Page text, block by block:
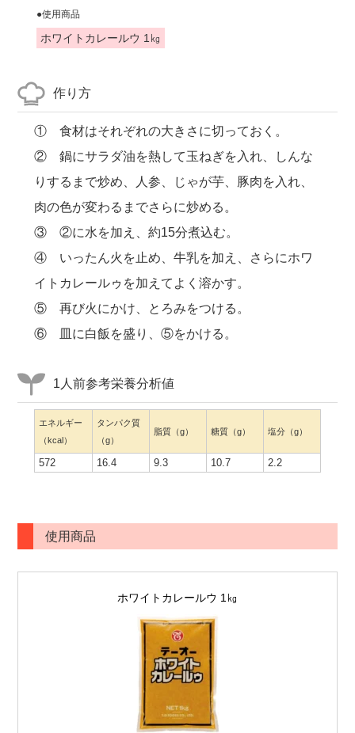
●使用商品
ホワイトカレールウ 1㎏
作り方
① 食材はそれぞれの大きさに切っておく。
② 鍋にサラダ油を熱して玉ねぎを入れ、しんな
りするまで炒め、人参、じゃが芋、豚肉を入れ、
肉の色が変わるまでさらに炒める。
③ ②に水を加え、約15分煮込む。
④ いったん火を止め、牛乳を加え、さらにホワ
イトカレールゥを加えてよく溶かす。
⑤ 再び火にかけ、とろみをつける。
⑥ 皿に白飯を盛り、⑤をかける。
1人前参考栄養分析値
エネルギー
（kcal）
タンパク質
（g）
脂質（g） 糖質（g） 塩分（g）
572 16.4 9.3 10.7 2.2
使用商品
ホワイトカレールウ 1㎏